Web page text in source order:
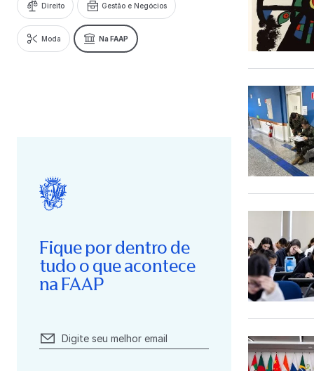
Direito Gestão e Negócios
Moda Na FAAP
Fique por dentro de
tudo o que acontece
na FAAP